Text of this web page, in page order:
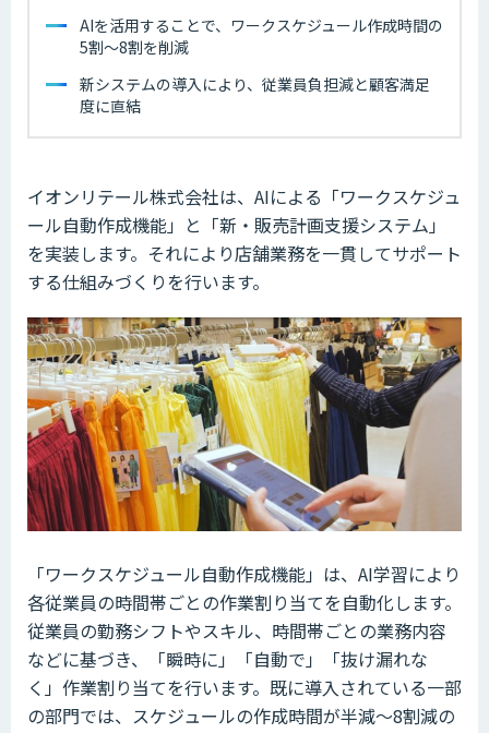
AIを活用することで、ワークスケジュール作成時間の
5割〜8割を削減
新システムの導入により、従業員負担減と顧客満足
度に直結
イオンリテール株式会社は、AIによる「ワークスケジュ
ール自動作成機能」と「新・販売計画支援システム」
を実装します。それにより店舗業務を一貫してサポート
する仕組みづくりを行います。
「ワークスケジュール自動作成機能」は、AI学習により
各従業員の時間帯ごとの作業割り当てを自動化します。
従業員の勤務シフトやスキル、時間帯ごとの業務内容
などに基づき、「瞬時に」「自動で」「抜け漏れな
く」作業割り当てを行います。既に導入されている一部
の部門では、スケジュールの作成時間が半減〜8割減の